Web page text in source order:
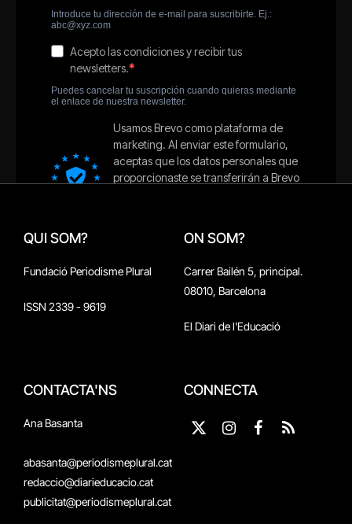
QUI SOM?
Fundació Periodisme Plural
ISSN 2339 - 9619
ON SOM?
Carrer Bailén 5, principal.
08010, Barcelona
El Diari de l'Educació
CONTACTA'NS
Ana Basanta
abasanta@periodismeplural.cat
redaccio@diarieducacio.cat
publicitat@periodismeplural.cat
CONNECTA
X
Instagram
Facebook
RSS